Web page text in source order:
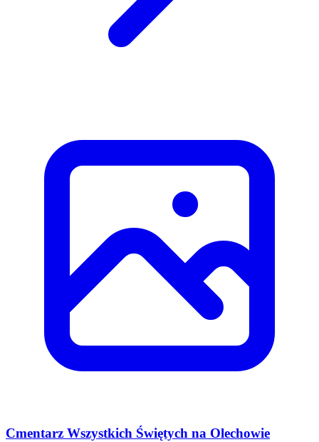
Cmentarz Wszystkich Świętych na Olechowie